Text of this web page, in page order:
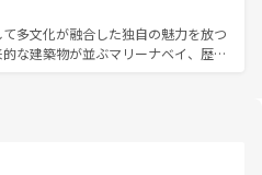
温暖で、どの季節にも異なる楽しみ
やすいタイの人々、仏教を中心とし
観光資源が、訪れる旅人を魅了し続
動するはず。観光スポットが密集し
ころを回れるのも魅力。息をのむよ
体験まで、香港を存分に楽しみ尽く
多文化が融合した独自の魅力を放つ
な建築物が並ぶマリーナベイ、歴史
の風情を楽しめる外せないスポット